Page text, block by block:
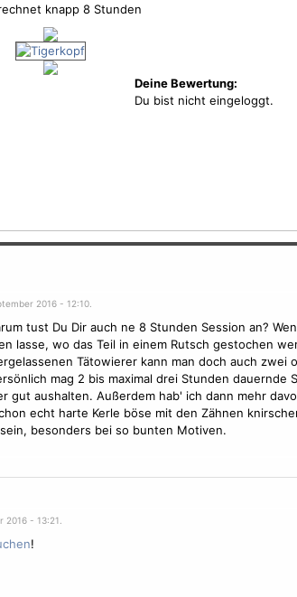
knapp 8 Stunden
Deine Bewertung:
Du bist nicht eingeloggt.
2016 - 12:10.
tust Du Dir auch ne 8 Stunden Session an?
lasse, wo das Teil in einem Rutsch gestochen
Tätowierer kann man doch auch zwei
mag 2 bis maximal drei Stunden dauernde
gut aushalten. Außerdem hab' ich dann mehr
echt harte Kerle böse mit den Zähnen
besonders bei so bunten Motiven.
- 13:21.
!